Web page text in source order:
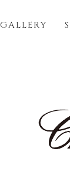
GALLERY